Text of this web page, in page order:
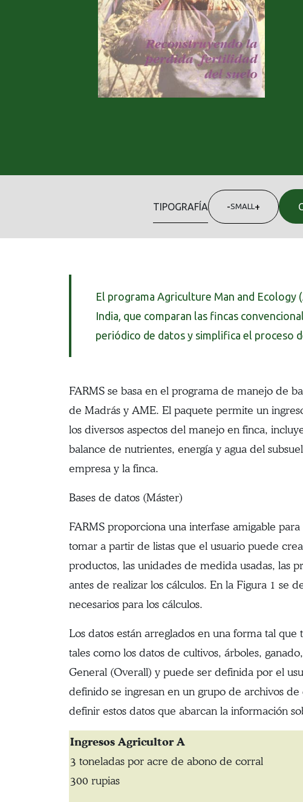
TIPOGRAFÍA -SMALL +
El programa Agriculture Man and Ecology
India, que comparan las fincas
periódico de datos y simplifica el proceso
FARMS se basa en el programa de manejo de
de Madrás y AME. El paquete permite un
los diversos aspectos del manejo en finca,
balance de nutrientes, energía y agua del
empresa y la finca.
Bases de datos (Máster)
FARMS proporciona una interfase amigable
tomar a partir de listas que el usuario puede
productos, las unidades de medida usadas, las
antes de realizar los cálculos. En la Figura 1 se
necesarios para los cálculos.
Los datos están arreglados en una forma tal
tales como los datos de cultivos, árboles,
General (Overall) y puede ser definida por el
definido se ingresan en un grupo de archivos
definir estos datos que abarcan la información
Ingresos Agricultor A
3 toneladas por acre de abono de corral
300 rupias